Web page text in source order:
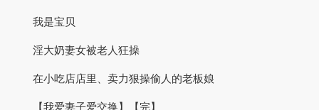
我是宝贝
淫大奶妻女被老人狂操
在小吃店店里、卖力狠操偷人的老板娘
【我爱妻子爱交换】【完】